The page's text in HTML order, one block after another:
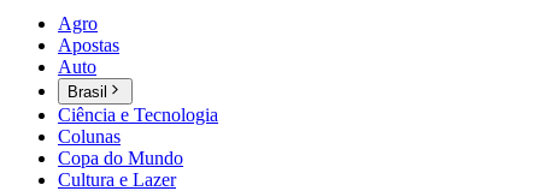
Agro
Apostas
Auto
Brasil
Ciência e Tecnologia
Colunas
Copa do Mundo
Cultura e Lazer